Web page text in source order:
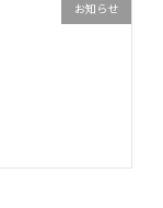
お知らせ